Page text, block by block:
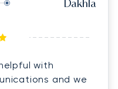
Dakhla
with
and we